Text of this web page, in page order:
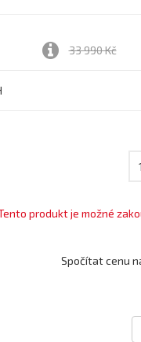
33 990 Kč
1
produkt je možné
Spočítat cenu